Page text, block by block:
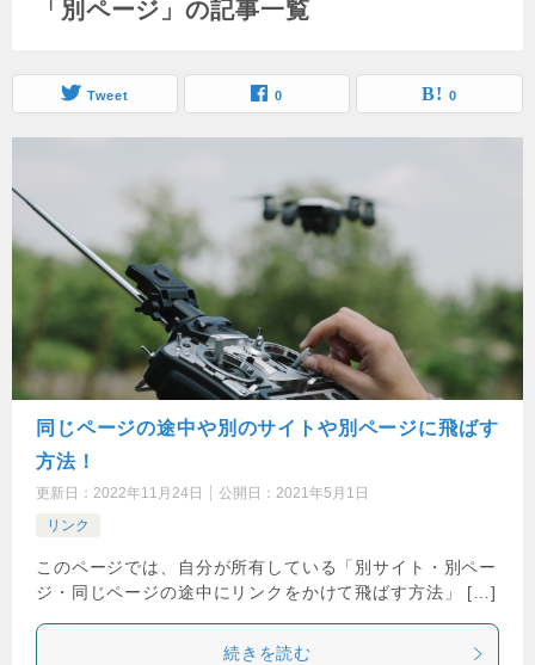
「別ページ」の記事一覧
Tweet 0 0
同じページの途中や別のサイトや別ページに飛ばす
方法！
更新日： 2022年11月24日 公開日： 2021年5月1日
リンク
このページでは、自分が所有している「別サイト・別ペー
ジ・同じページの途中にリンクをかけて飛ばす方法」 […]
続きを読む